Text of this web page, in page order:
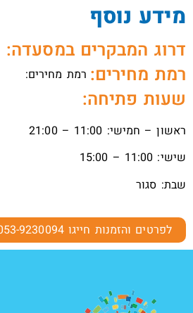
מידע נוסף
דרוג המבקרים במסעדה:
רמת מחירים: רמת מחירים:
שעות פתיחה:
ראשון – חמישי: 11:00 – 21:00
שישי: 11:00 – 15:00
שבת: סגור
לפרטים והזמנות חייגו 053-9230094